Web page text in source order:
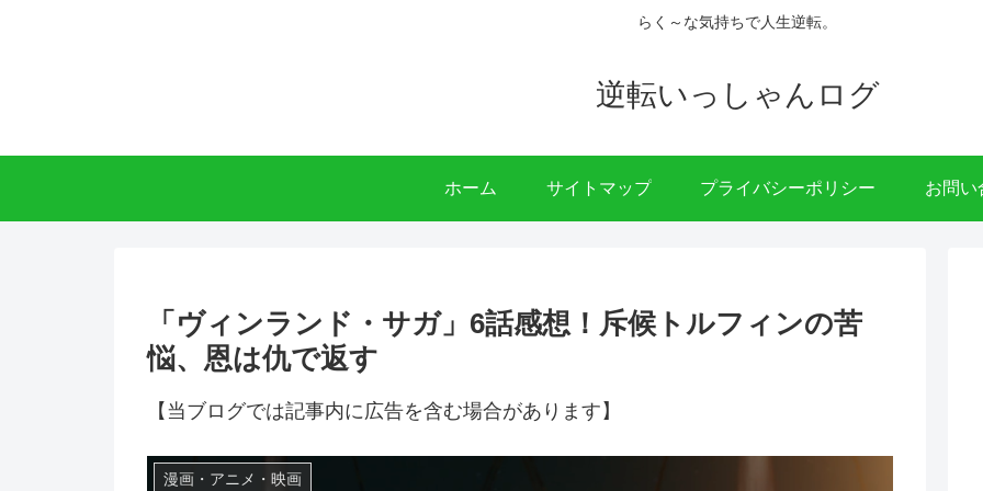
らく～な気持ちで人生逆転。
逆転いっしゃんログ
ホーム サイトマップ プライバシーポリシー お問い
「ヴィンランド・サガ」6話感想！斥候トルフィンの苦
悩、恩は仇で返す
【当ブログでは記事内に広告を含む場合があります】
漫画・アニメ・映画